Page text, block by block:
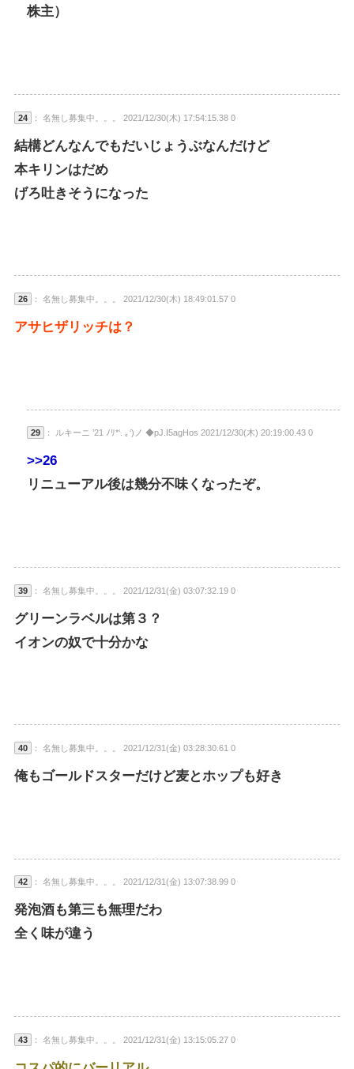
株主）
24 ： 名無し募集中。。。 2021/12/30(木) 17:54:15.38 0
結構どんなんでもだいじょうぶなんだけど
本キリンはだめ
げろ吐きそうになった
26 ： 名無し募集中。。。 2021/12/30(木) 18:49:01.57 0
アサヒザリッチは？
29 ： ルキーニ ’21 ﾉﾘ*‘. ｡‘)ノ ◆pJ.I5agHos 2021/12/30(木) 20:19:00.43 0
>>26
リニューアル後は幾分不味くなったぞ。
39 ： 名無し募集中。。。 2021/12/31(金) 03:07:32.19 0
グリーンラベルは第３？
イオンの奴で十分かな
40 ： 名無し募集中。。。 2021/12/31(金) 03:28:30.61 0
俺もゴールドスターだけど麦とホップも好き
42 ： 名無し募集中。。。 2021/12/31(金) 13:07:38.99 0
発泡酒も第三も無理だわ
全く味が違う
43 ： 名無し募集中。。。 2021/12/31(金) 13:15:05.27 0